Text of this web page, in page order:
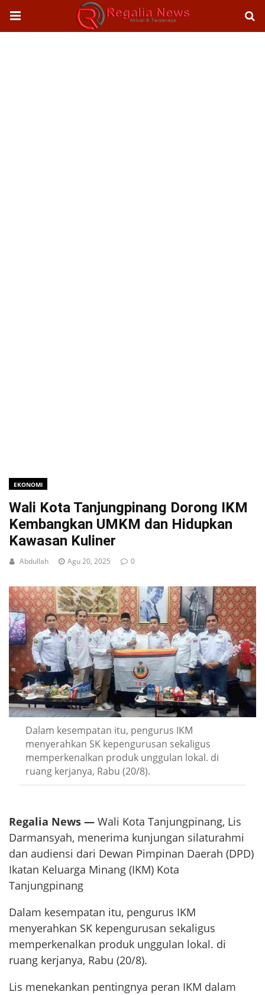
EKONOMI
Wali Kota Tanjungpinang Dorong IKM
Kembangkan UMKM dan Hidupkan
Kawasan Kuliner
Abdullah Agu 20, 2025 0
Dalam kesempatan itu, pengurus IKM
menyerahkan SK kepengurusan sekaligus
memperkenalkan produk unggulan lokal. di
ruang kerjanya, Rabu (20/8).
Regalia News — Wali Kota Tanjungpinang, Lis
Darmansyah, menerima kunjungan silaturahmi
dan audiensi dari Dewan Pimpinan Daerah (DPD)
Ikatan Keluarga Minang (IKM) Kota
Tanjungpinang
Dalam kesempatan itu, pengurus IKM
menyerahkan SK kepengurusan sekaligus
memperkenalkan produk unggulan lokal. di
ruang kerjanya, Rabu (20/8).
Lis menekankan pentingnya peran IKM dalam